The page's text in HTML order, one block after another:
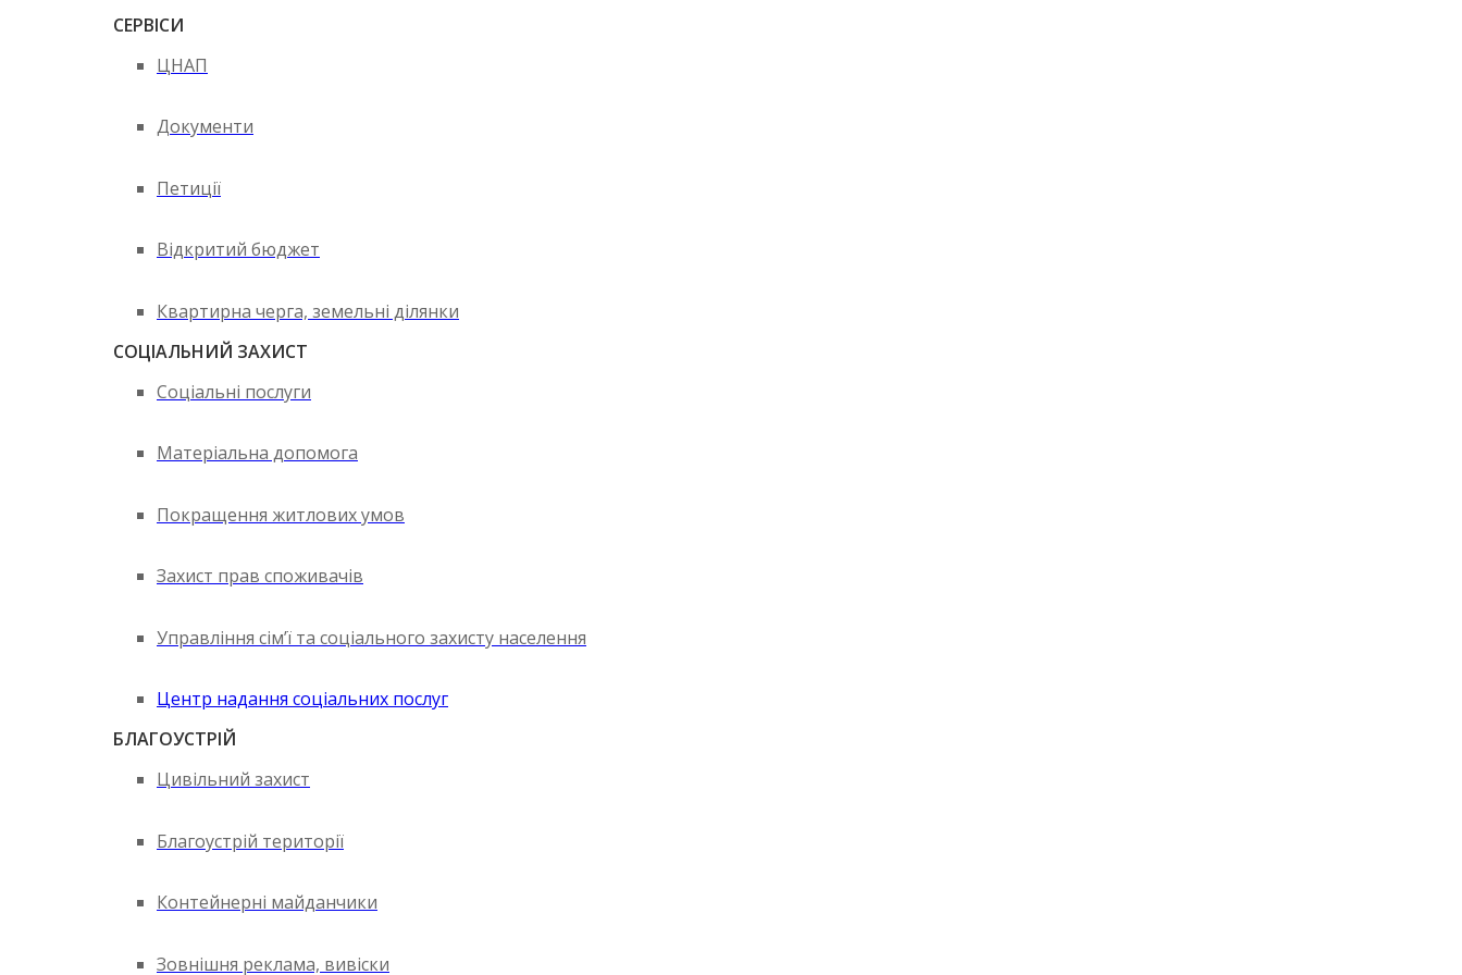
СЕРВІСИ
ЦНАП
Документи
Петиції
Відкритий бюджет
Квартирна черга, земельні ділянки
СОЦІАЛЬНИЙ ЗАХИСТ
Соціальні послуги
Матеріальна допомога
Покращення житлових умов
Захист прав споживачів
Управління сім’ї та соціального захисту населення
Центр надання соціальних послуг
БЛАГОУСТРІЙ
Цивільний захист
Благоустрій території
Контейнерні майданчики
Зовнішня реклама, вивіски